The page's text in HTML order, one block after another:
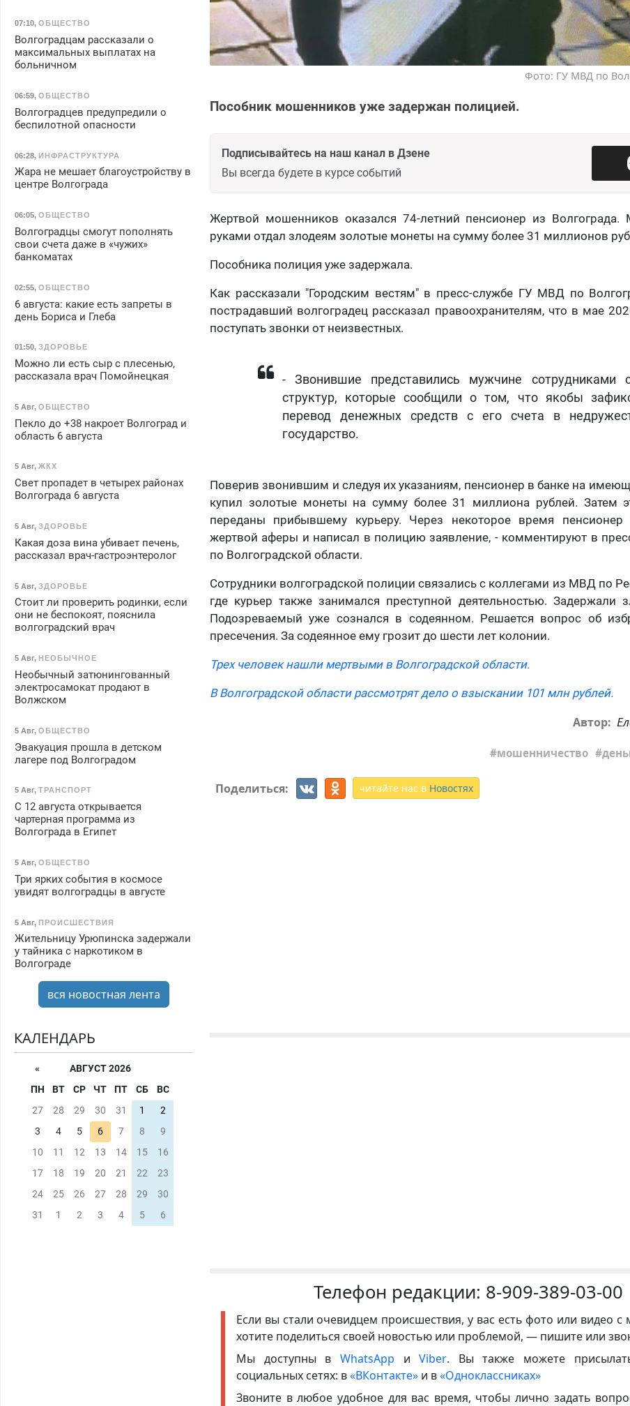
Фото: ГУ МВД по
Пособник мошенников уже задержан полицией.
Подписывайтесь на наш канал в Дзене
Вы всегда будете в курсе событий
Жертвой мошенников оказался 74-летний пенсионер из
руками отдал злодеям золотые монеты на сумму более 31 миллионов
Пособника полиция уже задержала.
Как рассказали "Городским вестям" в пресс-службе ГУ МВД по
пострадавший волгоградец рассказал правоохранителям, что в мае
поступать звонки от неизвестных.
​- Звонившие представились мужчине сотрудниками
структур, которые сообщили о том, что якобы
перевод денежных средств с его счета в
государство.
Поверив звонившим и следуя их указаниям, пенсионер в банке на
купил золотые монеты на сумму более 31 миллиона рублей. Затем
переданы прибывшему курьеру. Через некоторое время пенсионер
жертвой аферы и написал в полицию заявление, - комментируют в
по Волгоградской области.
Сотрудники волгоградской полиции связались с коллегами из МВД по
где курьер также занимался преступной деятельностью. Задержали
Подозреваемый уже сознался в содеянном. Решается вопрос об
пресечения. За содеянное ему грозит до шести лет колонии.
Трех человек нашли мертвыми в Волгоградской области.
В Волгоградской области рассмотрят дело о взыскании 101 млн рублей.
Автор:
мошенничество
Поделиться: читайте нас в Новостях
Телефон редакции: 8-909-389-03-00
Если вы стали очевидцем происшествия, у вас есть фото или видео с
хотите поделиться своей новостью или проблемой, — пишите или
Мы доступны в WhatsApp иViber. Вы также можете
социальных сетях: в«ВКонтакте» и в«Одноклассниках»
Звоните в любое удобное для вас время, чтобы лично задать
07:10, ОБЩЕСТВО
Волгоградцам рассказали о
максимальных выплатах на
больничном
06:59, ОБЩЕСТВО
Волгоградцев предупредили о
беспилотной опасности
06:28, ИНФРАСТРУКТУРА
Жара не мешает благоустройству в
центре Волгограда
06:05, ОБЩЕСТВО
Волгоградцы смогут пополнять
свои счета даже в «чужих»
банкоматах
02:55, ОБЩЕСТВО
6 августа: какие есть запреты в
день Бориса и Глеба
01:50, ЗДОРОВЬЕ
Можно ли есть сыр с плесенью,
рассказала врач Помойнецкая
5 Авг, ОБЩЕСТВО
Пекло до +38 накроет Волгоград и
область 6 августа
5 Авг, ЖКХ
Свет пропадет в четырех районах
Волгограда 6 августа
5 Авг, ЗДОРОВЬЕ
Какая доза вина убивает печень,
рассказал врач-гастроэнтеролог
5 Авг, ЗДОРОВЬЕ
Стоит ли проверить родинки, если
они не беспокоят, пояснила
волгоградский врач
5 Авг, НЕОБЫЧНОЕ
Необычный затюнингованный
электросамокат продают в
Волжском
5 Авг, ОБЩЕСТВО
Эвакуация прошла в детском
лагере под Волгоградом
5 Авг, ТРАНСПОРТ
С 12 августа открывается
чартерная программа из
Волгограда в Египет
5 Авг, ОБЩЕСТВО
Три ярких события в космосе
увидят волгоградцы в августе
5 Авг, ПРОИСШЕСТВИЯ
Жительницу Урюпинска задержали
у тайника с наркотиком в
Волгограде
вся новостная лента
КАЛЕНДАРЬ
«
АВГУСТ 2026
ПН
ВТ СР ЧТ ПТ СБ
ВС
27
28 29 30 31 1
2
3
4 5 6 7 8
9
10
11 12 13 14 15
16
17
18 19 20 21 22
23
24
25 26 27 28 29
30
31
1 2 3 4 5 6